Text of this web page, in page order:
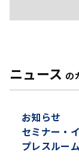
ニュース の
お知らせ
セミナー・
プレスルーム